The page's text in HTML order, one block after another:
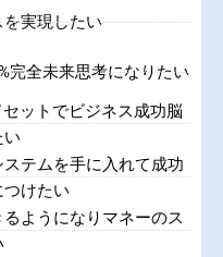
実現したい
完全未来思考になりたい
ットでビジネス成功脳
い
テムを手に入れて成功
つけたい
ようになりマネーのス